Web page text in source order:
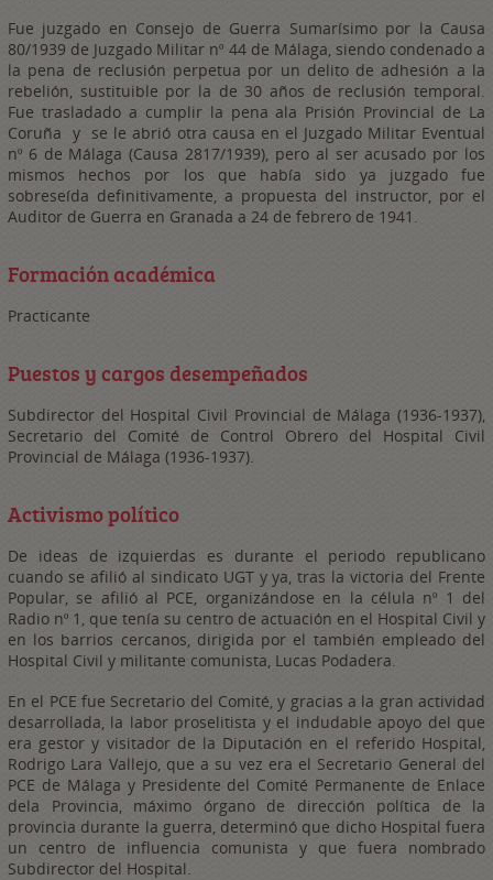
Fue juzgado en Consejo de Guerra Sumarísimo por la Causa
80/1939 de Juzgado Militar nº 44 de Málaga, siendo condenado a
la pena de reclusión perpetua por un delito de adhesión a la
rebelión, sustituible por la de 30 años de reclusión temporal.
Fue trasladado a cumplir la pena ala Prisión Provincial de La
Coruña y se le abrió otra causa en el Juzgado Militar Eventual
nº 6 de Málaga (Causa 2817/1939), pero al ser acusado por los
mismos hechos por los que había sido ya juzgado fue
sobreseída definitivamente, a propuesta del instructor, por el
Auditor de Guerra en Granada a 24 de febrero de 1941.
Formación académica
Practicante
Puestos y cargos desempeñados
Subdirector del Hospital Civil Provincial de Málaga (1936-1937),
Secretario del Comité de Control Obrero del Hospital Civil
Provincial de Málaga (1936-1937).
Activismo político
De ideas de izquierdas es durante el periodo republicano
cuando se afilió al sindicato UGT y ya, tras la victoria del Frente
Popular, se afilió al PCE, organizándose en la célula nº 1 del
Radio nº 1, que tenía su centro de actuación en el Hospital Civil y
en los barrios cercanos, dirigida por el también empleado del
Hospital Civil y militante comunista, Lucas Podadera.
En el PCE fue Secretario del Comité, y gracias a la gran actividad
desarrollada, la labor proselitista y el indudable apoyo del que
era gestor y visitador de la Diputación en el referido Hospital,
Rodrigo Lara Vallejo, que a su vez era el Secretario General del
PCE de Málaga y Presidente del Comité Permanente de Enlace
dela Provincia, máximo órgano de dirección política de la
provincia durante la guerra, determinó que dicho Hospital fuera
un centro de influencia comunista y que fuera nombrado
Subdirector del Hospital.